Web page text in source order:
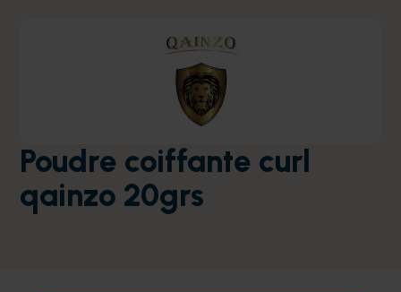
Poudre coiffante curl
qainzo 20grs